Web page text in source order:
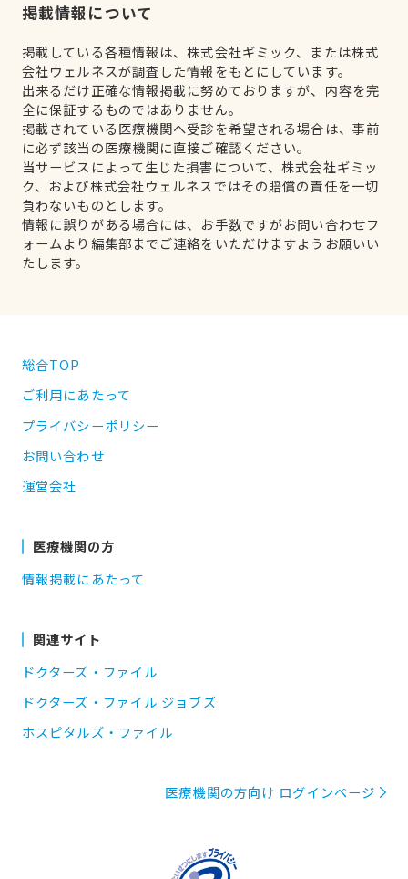
掲載情報について
掲載している各種情報は、株式会社ギミック、または株式
会社ウェルネスが調査した情報をもとにしています。
出来るだけ正確な情報掲載に努めておりますが、内容を完
全に保証するものではありません。
掲載されている医療機関へ受診を希望される場合は、事前
に必ず該当の医療機関に直接ご確認ください。
当サービスによって生じた損害について、株式会社ギミッ
ク、および株式会社ウェルネスではその賠償の責任を一切
負わないものとします。
情報に誤りがある場合には、お手数ですがお問い合わせフ
ォームより編集部までご連絡をいただけますようお願いい
たします。
総合TOP
ご利用にあたって
プライバシーポリシー
お問い合わせ
運営会社
医療機関の方
情報掲載にあたって
関連サイト
ドクターズ・ファイル
ドクターズ・ファイル ジョブズ
ホスピタルズ・ファイル
医療機関の方向け ログインページ